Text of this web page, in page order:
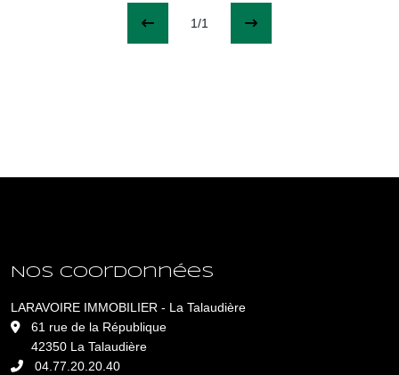
1/1
Nos coordonnées
LARAVOIRE IMMOBILIER - La Talaudière
61 rue de la République
42350 La Talaudière
04.77.20.20.40